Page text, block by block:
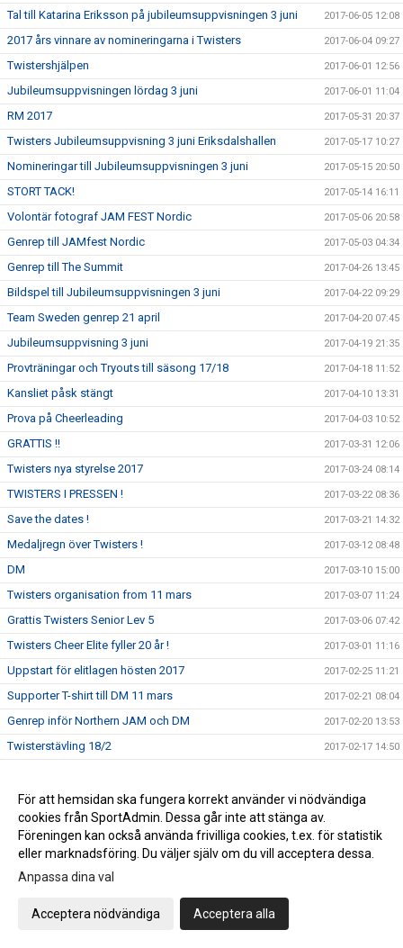
Tal till Katarina Eriksson på jubileumsuppvisningen 3 juni 2017-06-05 12:08
2017 års vinnare av nomineringarna i Twisters 2017-06-04 09:27
Twistershjälpen 2017-06-01 12:56
Jubileumsuppvisningen lördag 3 juni 2017-06-01 11:04
RM 2017 2017-05-31 20:37
Twisters Jubileumsuppvisning 3 juni Eriksdalshallen 2017-05-17 10:27
Nomineringar till Jubileumsuppvisningen 3 juni 2017-05-15 20:50
STORT TACK! 2017-05-14 16:11
Volontär fotograf JAM FEST Nordic 2017-05-06 20:58
Genrep till JAMfest Nordic 2017-05-03 04:34
Genrep till The Summit 2017-04-26 13:45
Bildspel till Jubileumsuppvisningen 3 juni 2017-04-22 09:29
Team Sweden genrep 21 april 2017-04-20 07:45
Jubileumsuppvisning 3 juni 2017-04-19 21:35
Provträningar och Tryouts till säsong 17/18 2017-04-18 11:52
Kansliet påsk stängt 2017-04-10 13:31
Prova på Cheerleading 2017-04-03 10:52
GRATTIS !! 2017-03-31 12:06
Twisters nya styrelse 2017 2017-03-24 08:14
TWISTERS I PRESSEN ! 2017-03-22 08:36
Save the dates ! 2017-03-21 14:32
Medaljregn över Twisters ! 2017-03-12 08:48
DM 2017-03-10 15:00
Twisters organisation from 11 mars 2017-03-07 11:24
Grattis Twisters Senior Lev 5 2017-03-06 07:42
Twisters Cheer Elite fyller 20 år ! 2017-03-01 11:16
Uppstart för elitlagen hösten 2017 2017-02-25 11:21
Supporter T-shirt till DM 11 mars 2017-02-21 08:04
Genrep inför Northern JAM och DM 2017-02-20 13:53
Twisterstävling 18/2 2017-02-17 14:50
Ledar och tränarkonferens 2017 2017-02-02 10:24
Twisterstävling 2017 2017-02-01 16:45
Ungdomslagen 2017-01-24 14:40
Värdegrund och syfte
Twisters styrelse söker ny kassör
För att hemsidan ska fungera korrekt använder vi nödvändiga
cookies från SportAdmin. Dessa går inte att stänga av.
Föreningen kan också använda frivilliga cookies, t.ex. för statistik
eller marknadsföring. Du väljer själv om du vill acceptera dessa.
Anpassa dina val
Acceptera nödvändiga Acceptera alla